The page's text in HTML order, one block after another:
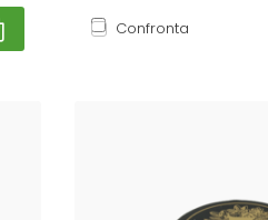
Confronta